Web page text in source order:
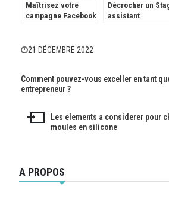
Maîtrisez votre
campagne Facebook
Décrocher un
assistant
communicants
21 DÉCEMBRE 2022
Navigation
l’article
Comment pouvez-vous exceller en tant
entrepreneur ?
Les elements a considerer pour
moules en silicone
A PROPOS